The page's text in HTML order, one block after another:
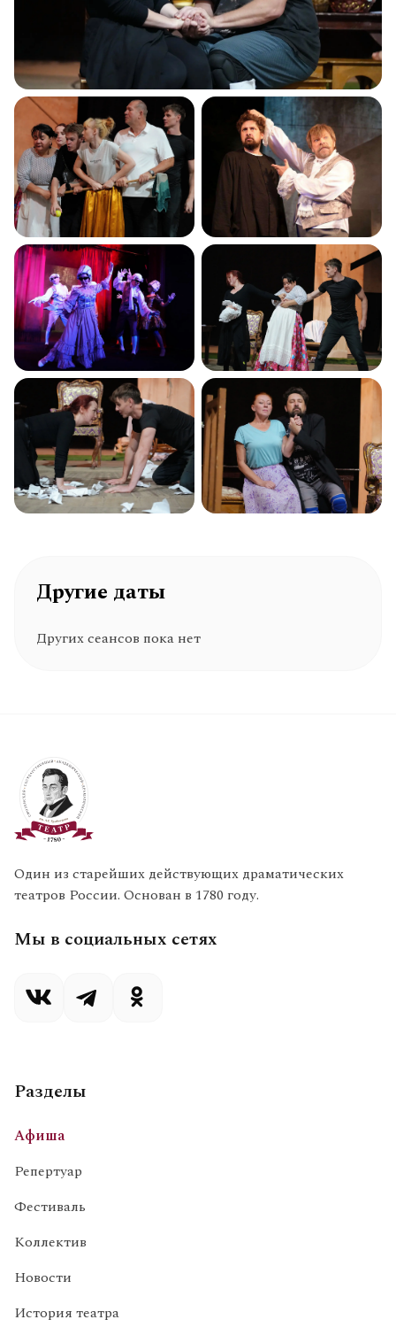
Другие даты
Других сеансов пока нет
Один из старейших действующих драматических
театров России. Основан в 1780 году.
Мы в социальных сетях
Разделы
Афиша
Репертуар
Фестиваль
Коллектив
Новости
История театра